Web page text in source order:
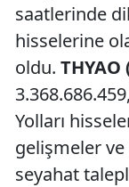
saatlerinde
hisselerine
oldu. THYAO
Yolları
gelişmeler
seyahat